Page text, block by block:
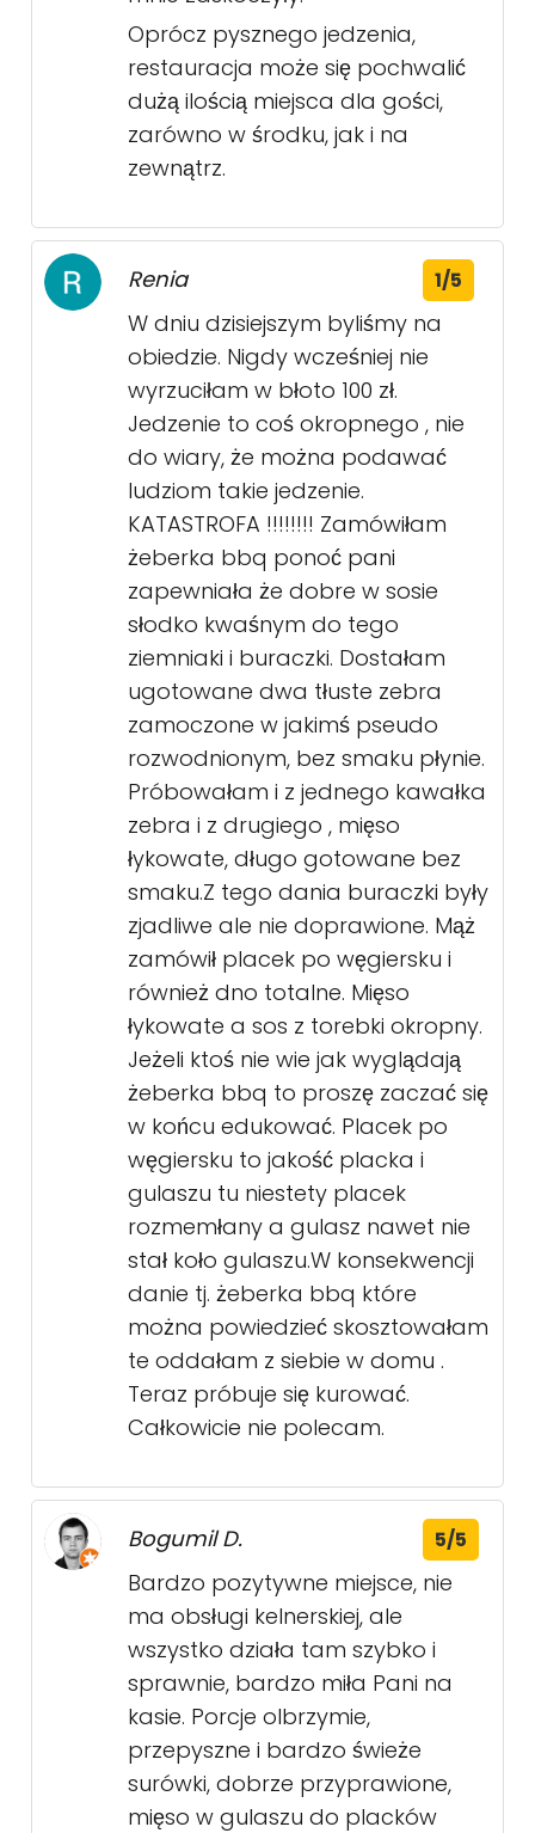
Oprócz pysznego jedzenia,
restauracja może się pochwalić
dużą ilością miejsca dla gości,
zarówno w środku, jak i na
zewnątrz.
Renia 1/5
W dniu dzisiejszym byliśmy na
obiedzie. Nigdy wcześniej nie
wyrzuciłam w błoto 100 zł.
Jedzenie to coś okropnego , nie
do wiary, że można podawać
ludziom takie jedzenie.
KATASTROFA !!!!!!!! Zamówiłam
żeberka bbq ponoć pani
zapewniała że dobre w sosie
słodko kwaśnym do tego
ziemniaki i buraczki. Dostałam
ugotowane dwa tłuste zebra
zamoczone w jakimś pseudo
rozwodnionym, bez smaku płynie.
Próbowałam i z jednego kawałka
zebra i z drugiego , mięso
łykowate, długo gotowane bez
smaku.Z tego dania buraczki były
zjadliwe ale nie doprawione. Mąż
zamówił placek po węgiersku i
również dno totalne. Mięso
łykowate a sos z torebki okropny.
Jeżeli ktoś nie wie jak wyglądają
żeberka bbq to proszę zaczać się
w końcu edukować. Placek po
węgiersku to jakość placka i
gulaszu tu niestety placek
rozmemłany a gulasz nawet nie
stał koło gulaszu.W konsekwencji
danie tj. żeberka bbq które
można powiedzieć skosztowałam
te oddałam z siebie w domu .
Teraz próbuje się kurować.
Całkowicie nie polecam.
Bogumil D. 5/5
Bardzo pozytywne miejsce, nie
ma obsługi kelnerskiej, ale
wszystko działa tam szybko i
sprawnie, bardzo miła Pani na
kasie. Porcje olbrzymie,
przepyszne i bardzo świeże
surówki, dobrze przyprawione,
mięso w gulaszu do placków